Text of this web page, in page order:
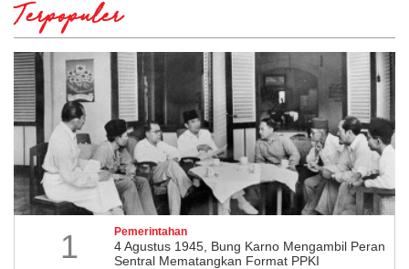
Terpopuler
1 Pemerintahan
4 Agustus 1945, Bung Karno Mengambil Peran
Sentral Mematangkan Format PPKI